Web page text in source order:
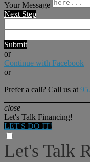
Your Message
Next Step
Submit
or
Continue with Facebook
or
Prefer a call? Call us at
close
Let's Talk Financing!
LET'S DO IT!
Let's Talk